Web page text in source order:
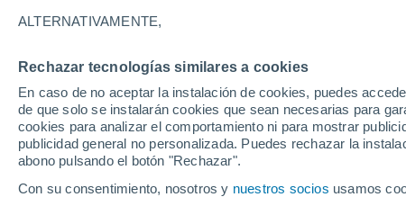
ALTERNATIVAMENTE,
Rechazar tecnologías similares a cookies
En caso de no aceptar la instalación de cookies, puedes
de que solo se instalarán cookies que sean necesarias para
cookies para analizar el comportamiento ni para mostrar
publicidad general no personalizada. Puedes rechazar la
abono pulsando el botón "Rechazar".
Con su consentimiento, nosotros y nuestros socios usamos
Gráfica del tiempo por horas en
SÍMBOLO TEMPERATURA
00 03 06 09 12 15 18 21 00 03 06 09